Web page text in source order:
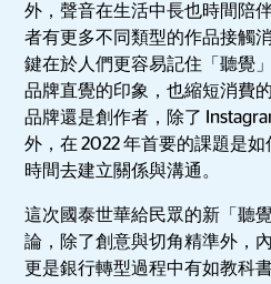
外，聲音在生活中長也時間陪
者有更多不同類型的作品接觸
鍵在於人們更容易記住「聽覺
品牌直覺的印象，也縮短消費
品牌還是創作者，除了
外，在 2022 年首要的課題是
時間去建立關係與溝通。
這次國泰世華給民眾的新「聽
論，除了創意與切角精準外，
更是銀行轉型過程中有如教科